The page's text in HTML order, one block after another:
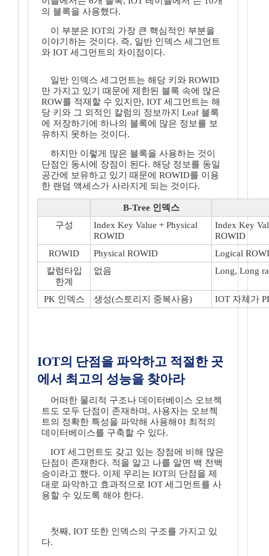
의 블록을 사용했다.
이 부분은 IOT의 가장 큰 핵심적인 부분을
이야기하는 것이다. 즉, 일반 인덱스 세그먼트
와 IOT 세그먼트의 차이점이다.
일반 인덱스 세그먼트는 해당 키와 ROWID
만 가지고 있기 때문에 제한된 블록 속에 많은
ROW를 적재할 수 있지만, IOT 세그먼트는 해
당 키와 그 외적인 칼럼의 정보까지 Leaf 블록
에 저장하기에 하나의 블록에 많은 정보를 보
유하지 못하는 것이다.
하지만 이렇게 많은 블록을 사용하는 것이
단점인 동시에 장점이 된다. 해당 정보를 동일
공간에 보유하고 있기 때문에 ROWID를 이용
한 랜덤 액세스가 사라지게 되는 것이다.
B-Tree 인덱스
구성
Index Key Value + Physical
ROWID
Index Key
ROWID
ROWID
Physical ROWID
Logical
칼럼타입
한계
없음 Long, Long
PK 인덱스 생성(스토리지 중복사용) IOT 자체가
IOT의 단점을 파악하고 적절한 곳
에서 최고의 성능을 찾아라
어떠한 물리적 구조나 데이터베이스 오브젝
트도 모두 단점이 존재하며, 사용자는 오브젝
트의 정확한 특성을 파악해 사용해야 최적의
데이터베이스를 구축할 수 있다.
IOT 세그먼트도 갖고 있는 장점에 비해 많은
단점이 존재한다. 적을 알고 나를 알면 백 전백
승이라고 했다. 이제 우리는 IOT의 단점을 제
대로 파악하고 효과적으로 IOT 세그먼트를 사
용할 수 있도록 해야 한다.
첫째, IOT 또한 인덱스의 구조를 가지고 있
다.